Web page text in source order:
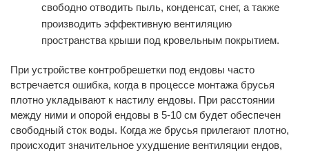
свободно отводить пыль, конденсат, снег, а также
производить эффективную вентиляцию
пространства крыши под кровельным покрытием.
При устройстве контробрешетки под ендовы часто
встречается ошибка, когда в процессе монтажа брусья
плотно укладывают к настилу ендовы. При расстоянии
между ними и опорой ендовы в 5-10 см будет обеспечен
свободный сток воды. Когда же брусья прилегают плотно,
происходит значительное ухудшение вентиляции ендов,